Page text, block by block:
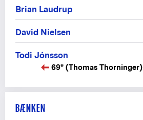
Brian Laudrup
David Nielsen
Todi Jónsson
69" (Thomas Thorninger)
BÆNKEN